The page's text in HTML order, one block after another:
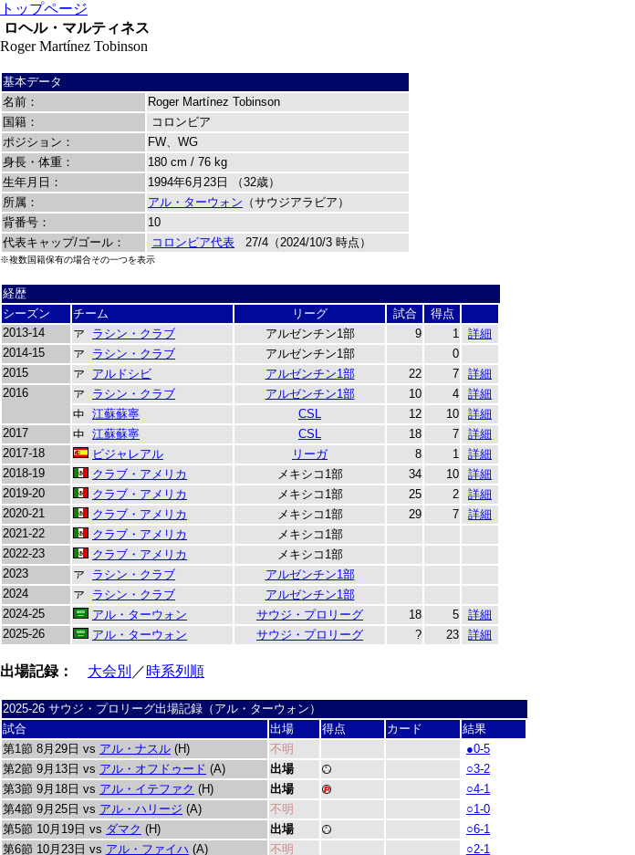
トップページ
ロヘル・マルティネス
Roger Martínez Tobinson
基本データ
名前：
Roger Martínez Tobinson
国籍：
コロンビア
ポジション：
FW、WG
身長・体重：
180 cm / 76 kg
生年月日：
1994年6月23日 （32歳）
所属：
アル・ターウォン（サウジアラビア）
背番号：
10
代表キャップ/ゴール：
コロンビア代表27/4（2024/10/3 時点）
※複数国籍保有の場合その一つを表示
経歴
シーズン
チーム リーグ 試合
得点
2013-14
ラシン・クラブ アルゼンチン1部 9 1
詳細
2014-15
ラシン・クラブ アルゼンチン1部
0
2015
アルドシビ アルゼンチン1部 22 7
詳細
2016
ラシン・クラブ アルゼンチン1部 10 4
詳細
江蘇蘇寧
CSL 12 10
詳細
2017
江蘇蘇寧 CSL 18 7
詳細
2017-18
ビジャレアル リーガ 8 1
詳細
2018-19
クラブ・アメリカ メキシコ1部 34 10
詳細
2019-20
クラブ・アメリカ メキシコ1部 25 2
詳細
2020-21
クラブ・アメリカ メキシコ1部 29 7
詳細
2021-22
クラブ・アメリカ
メキシコ1部
2022-23
クラブ・アメリカ
メキシコ1部
2023
ラシン・クラブ
アルゼンチン1部
2024
ラシン・クラブ
アルゼンチン1部
2024-25
アル・ターウォン サウジ・プロリーグ 18 5
詳細
2025-26
アル・ターウォン サウジ・プロリーグ ? 23 詳細
出場記録： 大会別／ 時系列順
2025-26 サウジ・プロリーグ出場記録（アル・ターウォン）
試合
出場 得点 カード
結果
第1節 8月29日 vsアル・ナスル(H) 不明
●0-5
第2節 9月13日 vsアル・オフドゥード(A) 出場
○3-2
第3節 9月18日 vsアル・イテファク(H) 出場
○4-1
第4節 9月25日 vsアル・ハリージ(A) 不明
○1-0
第5節 10月19日 vsダマク(H) 出場
○6-1